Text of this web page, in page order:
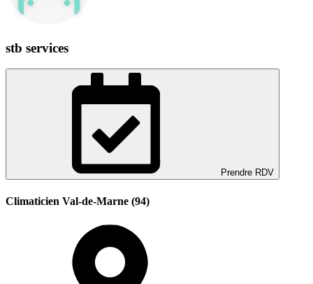
stb services
Prendre RDV
Climaticien Val-de-Marne (94)